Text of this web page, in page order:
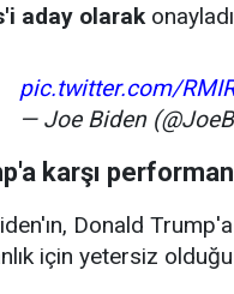
aday olarak
pic.twitter.com/
— Joe Biden
karşı
Donald Trump'a
için yetersiz